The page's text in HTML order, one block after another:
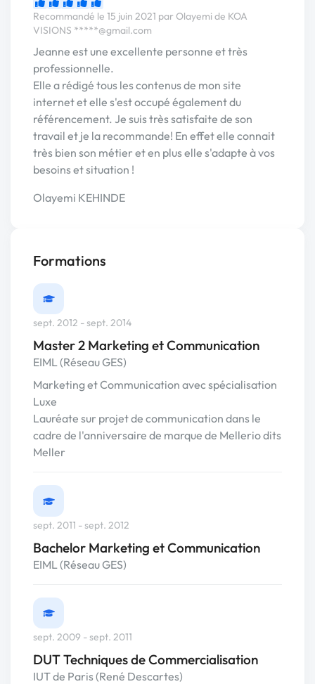
Recommandé le 15 juin 2021 par Olayemi de KOA
VISIONS *****@gmail.com
Jeanne est une excellente personne et très
professionnelle.
Elle a rédigé tous les contenus de mon site
internet et elle s'est occupé également du
référencement. Je suis très satisfaite de son
travail et je la recommande! En effet elle connait
très bien son métier et en plus elle s'adapte à vos
besoins et situation !
Olayemi KEHINDE
Formations
sept. 2012 - sept. 2014
Master 2 Marketing et Communication
EIML (Réseau GES)
Marketing et Communication avec spécialisation
Luxe
Lauréate sur projet de communication dans le
cadre de l'anniversaire de marque de Mellerio dits
Meller
sept. 2011 - sept. 2012
Bachelor Marketing et Communication
EIML (Réseau GES)
sept. 2009 - sept. 2011
DUT Techniques de Commercialisation
IUT de Paris (René Descartes)